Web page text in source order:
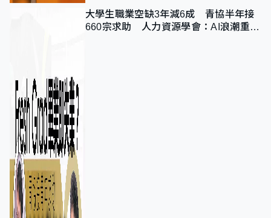
大學生職業空缺3年減6成 青協半年接
660宗求助 人力資源學會：AI浪潮重整